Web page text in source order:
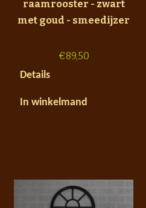
raamrooster - zwart
met goud - smeedijzer
€89,50
Details
In winkelmand